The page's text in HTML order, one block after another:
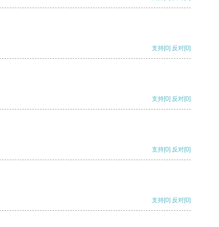
支持[0] 反对[0]
支持[0] 反对[0]
支持[0] 反对[0]
支持[0] 反对[0]